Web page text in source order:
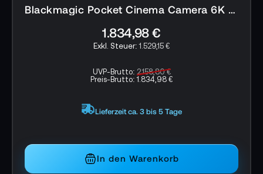
Stabile Mikrofonhalterung
Seitliche Haltevorrichtungen für weiteres
1x Blackmagic URSA Broadcast ENG Kit
Blackmagic Studio Camera 4K Pro G2
1.732,98 €
1.444,15 €
UVP-Brutto: 2.038,80 €
Preis-Brutto:1.732,98 €
Lieferzeit ca. 3 bis 5 Tage
In den Warenkorb